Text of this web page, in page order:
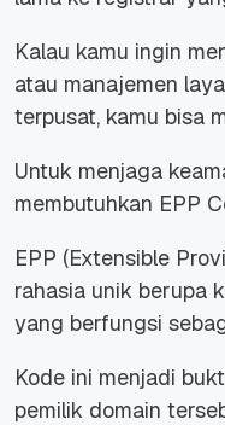
Kalau kamu ingin
atau manajemen
terpusat, kamu bisa
Untuk menjaga
membutuhkan EPP
EPP (Extensible
rahasia unik berupa
yang berfungsi
Kode ini menjadi
pemilik domain